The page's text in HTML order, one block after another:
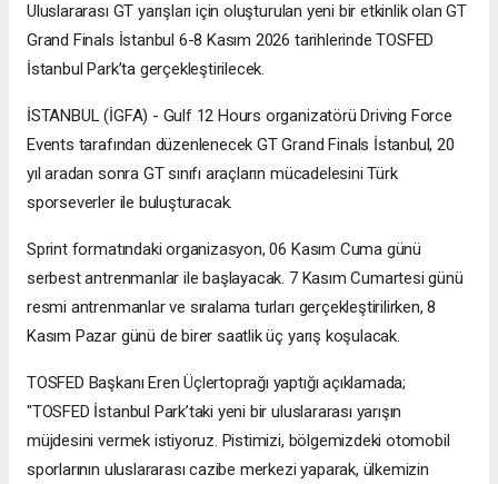
Uluslararası GT yarışları için oluşturulan yeni bir etkinlik olan GT
Grand Finals İstanbul 6-8 Kasım 2026 tarihlerinde TOSFED
İstanbul Park’ta gerçekleştirilecek.
İSTANBUL (İGFA) - Gulf 12 Hours organizatörü Driving Force
Events tarafından düzenlenecek GT Grand Finals İstanbul, 20
yıl aradan sonra GT sınıfı araçların mücadelesini Türk
sporseverler ile buluşturacak.
Sprint formatındaki organizasyon, 06 Kasım Cuma günü
serbest antrenmanlar ile başlayacak. 7 Kasım Cumartesi günü
resmi antrenmanlar ve sıralama turları gerçekleştirilirken, 8
Kasım Pazar günü de birer saatlik üç yarış koşulacak.
TOSFED Başkanı Eren Üçlertoprağı yaptığı açıklamada;
"TOSFED İstanbul Park’taki yeni bir uluslararası yarışın
müjdesini vermek istiyoruz. Pistimizi, bölgemizdeki otomobil
sporlarının uluslararası cazibe merkezi yaparak, ülkemizin